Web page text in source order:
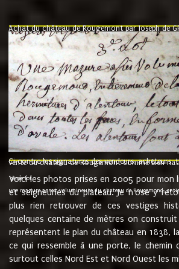
Achat du château de Rougemont par Joseph de
"l'an mil six cent soixante treze le ving
nommé fut présent Messire Claude Guillaume
vend, purement simplement et irrevocablement
et chavannes conseiller du roy au parlement
que le dit seigneur Baron de la Vellière a sur
de la Velliere tout ainsi et comme le dit
présent......"
suivent les rentes, donation des terriers, etc...
Ci contre les signatures des vendeurs, acheteurs,
vente du château de Rougemont comme bien
"3ème lot
une mazure assez volumineuse du chateau de Rougemond,
Voici les photos prises en 2005 pour mon
et seigneuries du plateau. Je n'ose y
plus rien retrouver de ces vestiges
quelques centaine de mètres on
représentent le plan du château en 1838,
ce qui ressemble à une porte, le chemin
surtout celles Nord Est et Nord Ouest les